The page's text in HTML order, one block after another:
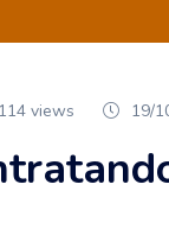
views 19/